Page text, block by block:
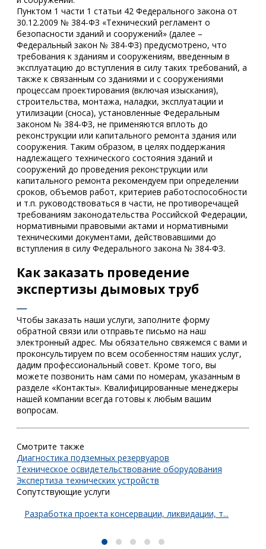
Пунктом 1 части 1 статьи 42 Федерального закона от
30.12.2009 № 384-ФЗ «Технический регламент о
безопасности зданий и сооружений» (далее –
Федеральный закон № 384-ФЗ) предусмотрено, что
требования к зданиям и сооружениям, введенным в
эксплуатацию до вступления в силу таких требований, а
также к связанным со зданиями и с сооружениями
процессам проектирования (включая изыскания),
строительства, монтажа, наладки, эксплуатации и
утилизации (сноса), установленные Федеральным
законом № 384-ФЗ, не применяются вплоть до
реконструкции или капитального ремонта здания или
сооружения. Таким образом, в целях поддержания
надлежащего технического состояния зданий и
сооружений до проведения реконструкции или
капитального ремонта рекомендуем при определении
сроков, объемов работ, критериев работоспособности
и т.п. руководствоваться в части, не противоречащей
требованиям законодательства Российской Федерации,
нормативными правовыми актами и нормативными
техническими документами, действовавшими до
вступления в силу Федерального закона № 384-ФЗ.
Как заказать проведение
экспертизы дымовых труб
Чтобы заказать наши услуги, заполните форму
обратной связи или отправьте письмо на наш
электронный адрес. Мы обязательно свяжемся с вами и
проконсультируем по всем особенностям наших услуг,
дадим профессиональный совет. Кроме того, вы
можете позвонить нам сами по номерам, указанным в
разделе «Контакты». Квалифицированные менеджеры
нашей компании всегда готовы к любым вашим
вопросам.
Смотрите также
Диагностика подземных резервуаров
Техническое освидетельствование оборудования
Экспертиза технических устройств
Сопутствующие услуги
Разработка проекта консервации, ликвидации, т...